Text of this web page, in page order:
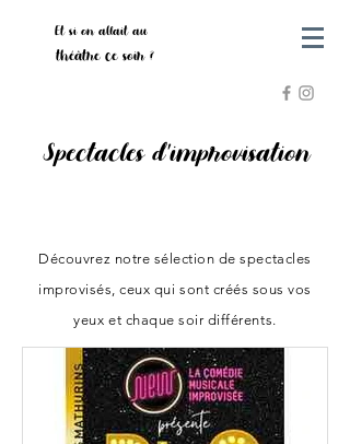
Et si on allait au
théâtre ce soir ?
Spectacles d'improvisation
Découvrez notre sélection de spectacles
improvisés, ceux qui sont créés sous vos
yeux et chaque soir différents.